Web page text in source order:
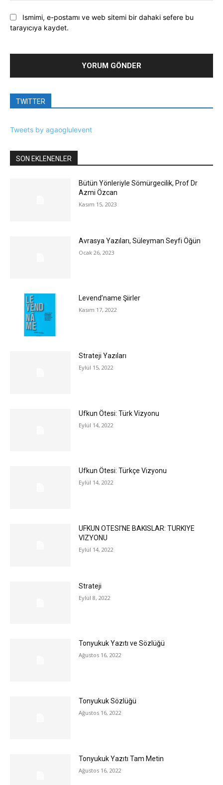
Ismimi, e-postamı ve web sitemi bir dahaki sefere bu
tarayıcıya kaydet.
TWITTER
Tweets by agaoglulevent
SON EKLENENLER
Bütün Yönleriyle Sömürgecilik, Prof Dr
Azmi Özcan
Kasım 15, 2023
Avrasya Yazıları, Süleyman Seyfi Öğün
Ocak 26, 2023
Levend’name Şiirler
Kasım 17, 2022
Strateji Yazıları
Eylül 15, 2022
Ufkun Ötesi: Türk Vizyonu
Eylül 14, 2022
Ufkun Ötesi: Türkçe Vizyonu
Eylül 14, 2022
UFKUN OTESI’NE BAKISLAR: TURKIYE
VIZYONU
Eylül 14, 2022
Strateji
Eylül 8, 2022
Tonyukuk Yazıtı ve Sözlüğü
Ağustos 16, 2022
Tonyukuk Sözlüğü
Ağustos 16, 2022
Tonyukuk Yazıtı Tam Metin
Ağustos 16, 2022